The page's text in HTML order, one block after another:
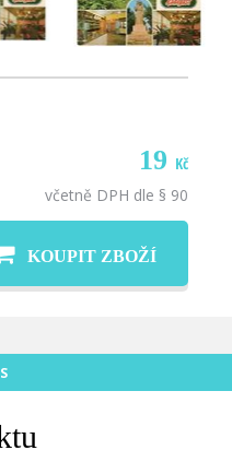
19 Kč
včetně DPH dle § 90
KOUPIT ZBOŽÍ